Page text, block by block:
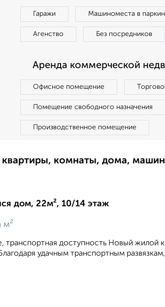
Гаражи Машиноместа в
Агенство Без посредников
Аренда коммерческой
Офисное помещение
Помещение свободного назначения
Производственное помещение
комнаты, дома,
дом, 22м², 10/14 этаж
м²
транспортная доступность Новый жилой
удачным транспортным